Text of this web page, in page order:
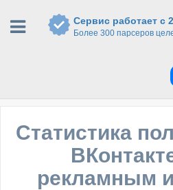
Сервис работает с
Более 300 парсеров
Статистика
рекламным